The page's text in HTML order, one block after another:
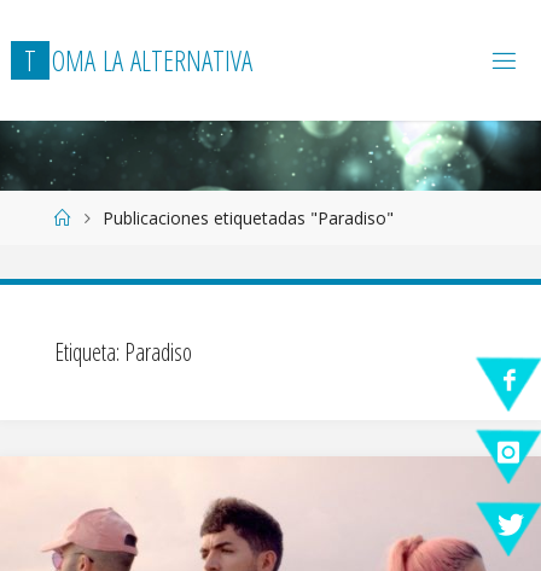
T OMA LAALTERNATIVA
Página
Inicio
Publicaciones etiquetadas "Paradiso"
Etiqueta: Paradiso